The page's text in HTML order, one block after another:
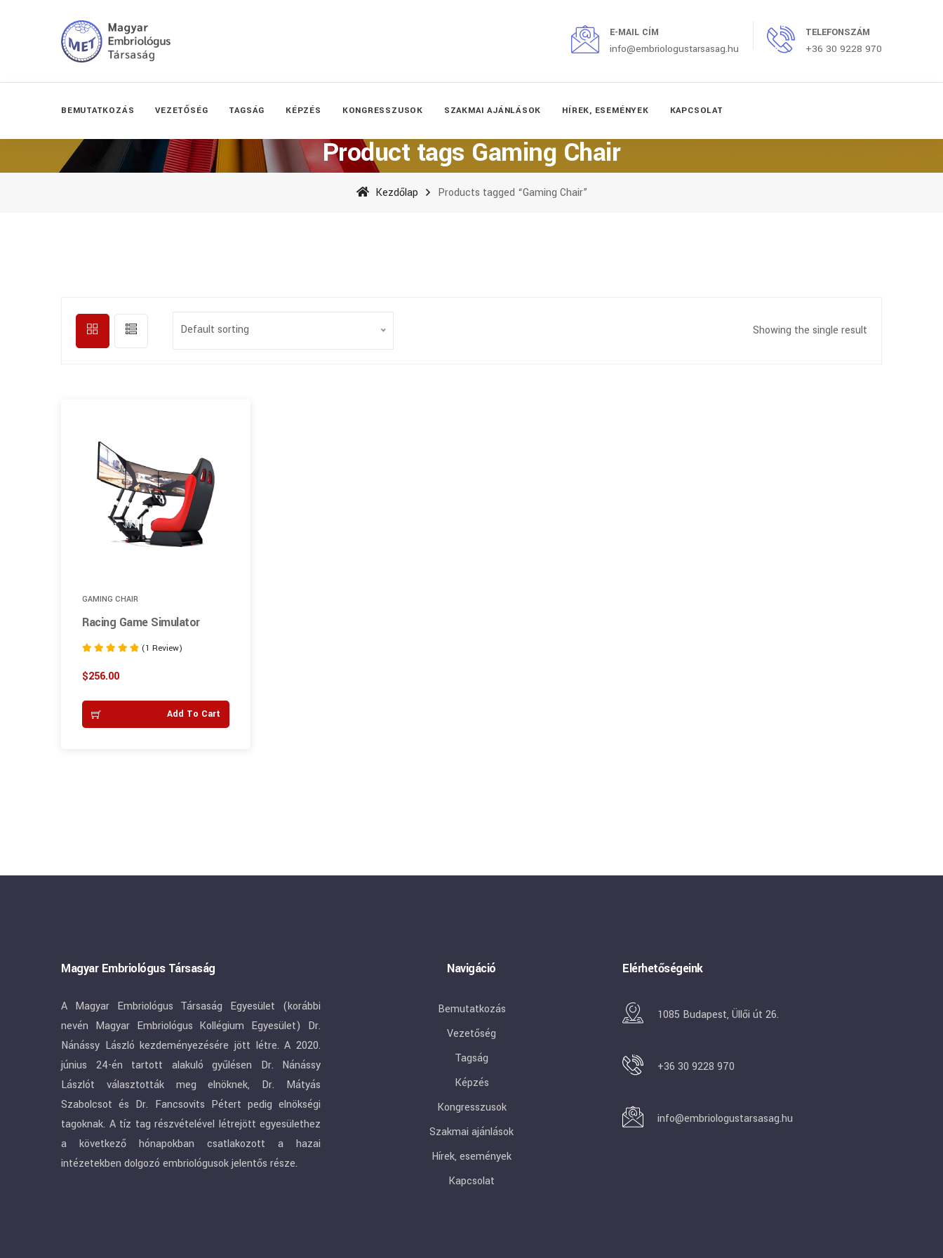
E-MAIL CÍM
info@embriologustarsasag.hu
TELEFONSZÁM
+36 30 9228 970
BEMUTATKOZÁS VEZETŐSÉG TAGSÁG KÉPZÉS KONGRESSZUSOK SZAKMAI AJÁNLÁSOK HÍREK, ESEMÉNYEK KAPCSOLAT
Product tags Gaming Chair
Kezdőlap Products tagged “Gaming Chair”
Default sorting Showing the single result
GAMING CHAIR
Racing Game Simulator
5.00
out of 5
(1 Review)
$256.00
Add To Cart
Magyar Embriológus Társaság
A Magyar Embriológus Társaság Egyesület (korábbi
nevén Magyar Embriológus Kollégium Egyesület) Dr.
Nánássy László kezdeményezésére jött létre. A 2020.
június 24-én tartott alakuló gyűlésen Dr. Nánássy
Lászlót választották meg elnöknek, Dr. Mátyás
Szabolcsot és Dr. Fancsovits Pétert pedig elnökségi
tagoknak. A tíz tag részvételével létrejött egyesülethez
a következő hónapokban csatlakozott a hazai
intézetekben dolgozó embriológusok jelentős része.
Navigáció
Bemutatkozás
Vezetőség
Tagság
Képzés
Kongresszusok
Szakmai ajánlások
Hírek, események
Kapcsolat
Elérhetőségeink
1085 Budapest, Üllői út 26.
+36 30 9228 970
info@embriologustarsasag.hu